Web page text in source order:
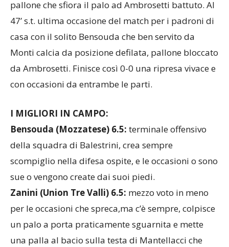
pallone che sfiora il palo ad Ambrosetti battuto. Al
47’ s.t. ultima occasione del match per i padroni di
casa con il solito Bensouda che ben servito da
Monti calcia da posizione defilata, pallone bloccato
da Ambrosetti. Finisce così 0-0 una ripresa vivace e
con occasioni da entrambe le parti.
I MIGLIORI IN CAMPO:
Bensouda (Mozzatese) 6.5: terminale offensivo
della squadra di Balestrini, crea sempre
scompiglio nella difesa ospite, e le occasioni o sono
sue o vengono create dai suoi piedi.
Zanini (Union Tre Valli) 6.5: mezzo voto in meno
per le occasioni che spreca,ma c’è sempre, colpisce
un palo a porta praticamente sguarnita e mette
una palla al bacio sulla testa di Mantellacci che